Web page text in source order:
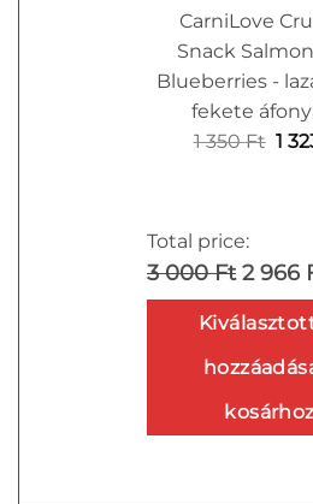
CarniLove
Snack
Blueberries -
fekete
1 350Ft
350
1
Total price:
3 000 Ft 2 966
kosárhoz